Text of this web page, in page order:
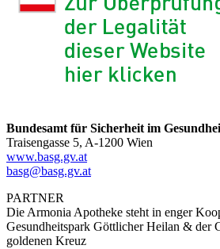
Bundesamt für Sicherheit im
Traisengasse 5, A-1200 Wien
www.basg.gv.at
basg@basg.gv.at
PARTNER
Die Armonia Apotheke steht in enger
Gesundheitspark Göttlicher Heilan & der
goldenen Kreuz